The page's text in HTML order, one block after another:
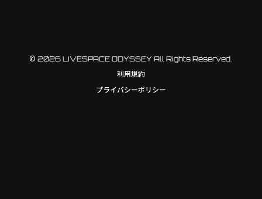
© 2026 LIVESPACE ODYSSEY All Rights Reserved.
利用規約
プライバシーポリシー